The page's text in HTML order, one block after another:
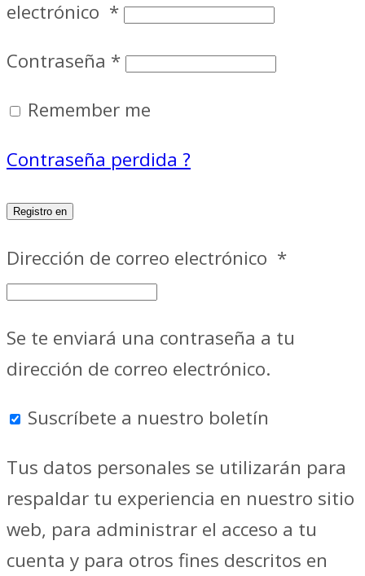
electrónico *
Contraseña *
Remember me
Contraseña perdida ?
Registro en
Dirección de correo electrónico *
Se te enviará una contraseña a tu
dirección de correo electrónico.
Suscríbete a nuestro boletín
Tus datos personales se utilizarán para
respaldar tu experiencia en nuestro sitio
web, para administrar el acceso a tu
cuenta y para otros fines descritos en